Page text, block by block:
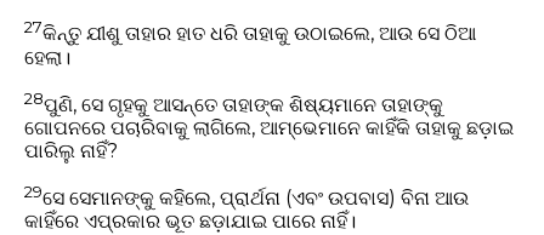
27କିନ୍ତୁ ଯୀଶୁ ତାହାର ହାତ ଧରି ତାହାକୁ ଉଠାଇଲେ, ଆଉ ସେ ଠିଆ
ହେଲା।
28ପୁଣି, ସେ ଗୃହକୁ ଆସନ୍ତେ ତାହାଙ୍କ ଶିଷ୍ୟମାନେ ତାହାଙ୍କୁ
ଗୋପନରେ ପଚାରିବାକୁ ଲାଗିଲେ, ଆମ୍ଭେମାନେ କାହିଁକି ତାହାକୁ ଛଡ଼ାଇ
ପାରିଲୁ ନାହିଁ?
29ସେ ସେମାନଙ୍କୁ କହିଲେ, ପ୍ରାର୍ଥନା (ଏବଂ ଉପବାସ) ବିନା ଆଉ
କାହିଁରେ ଏପ୍ରକାର ଭୂତ ଛଡ଼ାଯାଇ ପାରେ ନାହିଁ।